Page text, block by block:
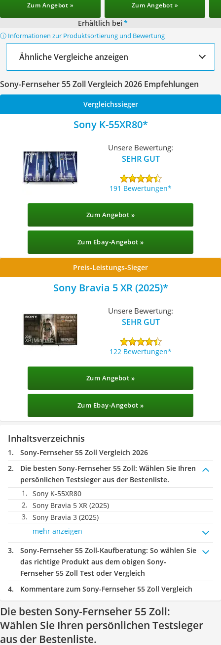
Zum Angebot » Zum Angebot »
Erhältlich bei *
ⓘ Informationen zur Produktsortierung und Bewertung
Ähnliche Vergleiche anzeigen
Sony-Fernseher 55 Zoll Vergleich 2026 Empfehlungen
Vergleichssieger
Sony K-55XR80
Unsere Bewertung:
SEHR GUT
191 Bewertungen
Zum Angebot »
Zum Ebay-Angebot »
Preis-Leistungs-Sieger
Sony Bravia 5 XR (2025)
Unsere Bewertung:
SEHR GUT
122 Bewertungen
Zum Angebot »
Zum Ebay-Angebot »
Inhaltsverzeichnis
Sony-Fernseher 55 Zoll Vergleich 2026
Die besten Sony-Fernseher 55 Zoll: Wählen Sie Ihren
persönlichen Testsieger aus der Bestenliste.
Sony K-55XR80
Sony Bravia 5 XR (2025)
Sony Bravia 3 (2025)
mehr anzeigen
Sony-Fernseher 55 Zoll-Kaufberatung: So wählen Sie
das richtige Produkt aus dem obigen Sony-
Fernseher 55 Zoll Test oder Vergleich
Kommentare zum Sony-Fernseher 55 Zoll Vergleich
Die besten Sony-Fernseher 55 Zoll:
Wählen Sie Ihren persönlichen Testsieger
aus der Bestenliste.